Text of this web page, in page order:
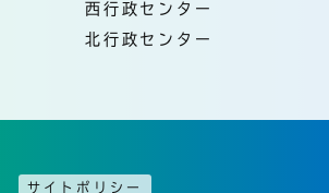
西行政センター
北行政センター
サイトポリシー